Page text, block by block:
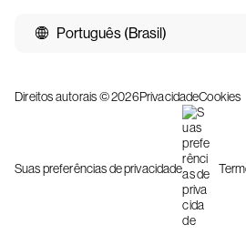
Português (Brasil)
Direitos autorais © 2026PrivacidadeCookies
Suas preferências de privacidade